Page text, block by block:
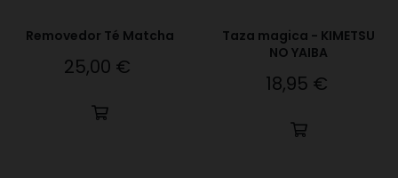
Removedor Té Matcha
Precio
25,00 €
Taza magica - KIMETSU
NO YAIBA
Precio
18,95 €